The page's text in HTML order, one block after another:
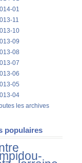
01
11
10
09
08
07
06
05
04
les archives
populaires